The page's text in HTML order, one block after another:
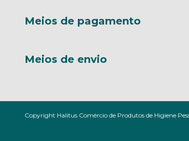
Meios de pagamento
Meios de envio
Copyright Halitus Comércio de Produtos de Higiene